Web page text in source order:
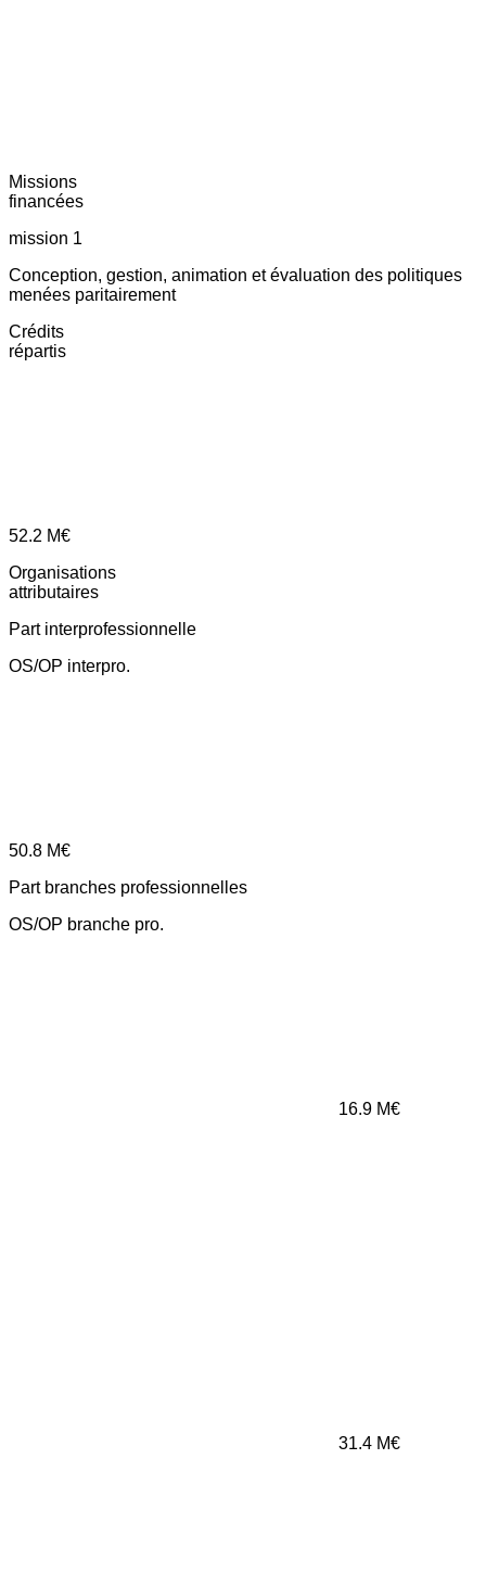
Missions
financées
mission 1
Conception, gestion, animation et évaluation des politiques
menées paritairement
Crédits
répartis
52.2 M€
Organisations
attributaires
Part interprofessionnelle
OS/OP interpro.
50.8 M€
Part branches professionnelles
OS/OP branche pro.
16.9 M€
31.4 M€